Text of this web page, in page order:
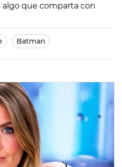
que comparta con
Batman